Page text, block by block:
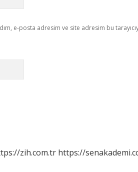
e-posta adresim ve site adresim bu
zih.com.tr https://